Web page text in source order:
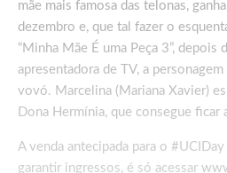
mãe mais famosa das telonas,
dezembro e, que tal fazer o
“Minha Mãe É uma Peça 3”, depois
apresentadora de TV, a
vovó. Marcelina (Mariana Xavier)
Dona Hermínia, que consegue ficar
A venda antecipada para o
garantir ingressos, é só acessar